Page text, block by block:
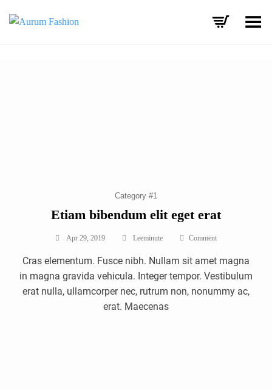
Toggle Menu
Category #1
Etiam bibendum elit eget erat
Apr 29, 2019 Leeminute CommentOn
Bibendum
Elit
Erat
Cras elementum. Fusce nibh. Nullam sit amet magna
in magna gravida vehicula. Integer tempor. Vestibulum
erat nulla, ullamcorper nec, rutrum non, nonummy ac,
erat. Maecenas